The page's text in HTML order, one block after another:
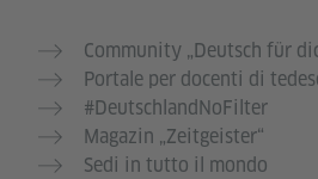
Community „Deutsch für
Portale per docenti di
#DeutschlandNoFilter
Magazin „Zeitgeister“
Sedi in tutto il mondo